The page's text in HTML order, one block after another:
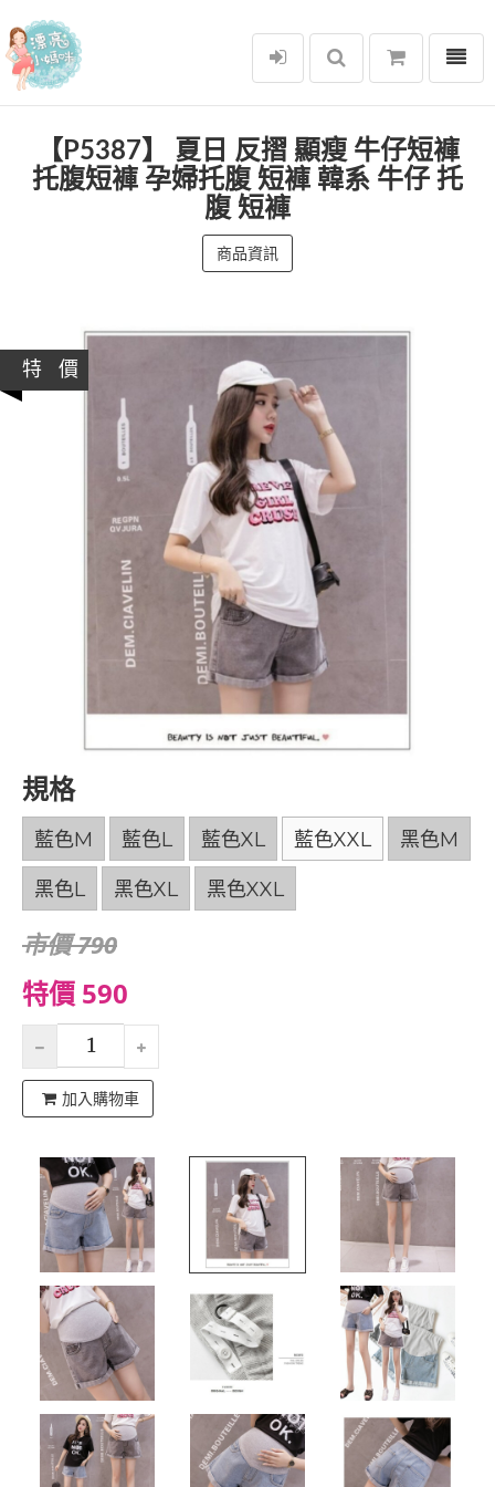
漂亮小媽咪
選單
【P5387】 夏日 反摺 顯瘦 牛仔短褲
托腹短褲 孕婦托腹 短褲 韓系 牛仔 托
腹 短褲
商品資訊
特 價
規格
藍色M 藍色L 藍色XL 藍色XXL 黑色M
黑色L 黑色XL 黑色XXL
市價 790
特價 590
加入購物車